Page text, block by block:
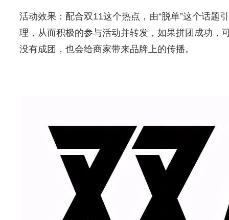
活动效果：配合双11这个热点，由“脱单”这个话题
理，从而积极的参与活动并转发，如果拼团成功，
没有成团，也会给商家带来品牌上的传播。